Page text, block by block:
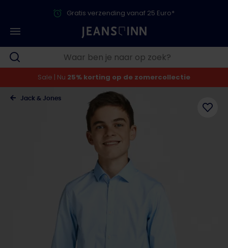
Gratis verzending vanaf 25 Euro*
Sale | Nu 25% korting op de zomercollectie
Jack & Jones